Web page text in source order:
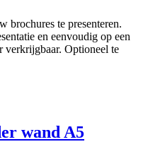
brochures te presenteren.
en eenvoudig op een
verkrijgbaar. Optioneel te
wand A5